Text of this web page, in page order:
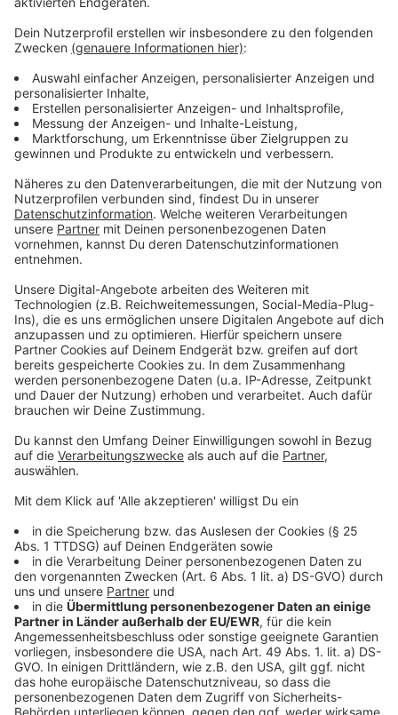
für die Grillwurst auf dem Tankstellengrill, aber wer es
mal draußen mit einem kleinen filigranen Grill aus Asien
probieren will, für den wäre das vielleicht ein
exotisches Experiment. Einfach mal bei einem
speziellen Fachhändler nachfragen, im Netz haben wir
ein Kilo für 16 Euro gefunden.
Anzeige
Eisblock zum Bierkühlen
Anzeige
Im Sommer ein gekühltes Bier oder Radler zu trinken,
schadet bekanntermaßen nicht. Mit dem "Eisblock" für
den Bierkasten kann man diesen abkühlen. Dieser
Eisblock wurde in der Show "Das Ding des Jahres" mit
Joko Winterscheidt vorgestellt. Es ist eine Form, die
mit Wasser gefüllt und ins Eisfach gelegt wird. Sobald
der Eisblock fertig ist, wird die Form auf den
Bierkasten und zwischen die Flaschen gesteckt. Der
Hersteller verspricht eine Abkühlung der Flaschen auf
10 Grad. Im Netz ist er für rund 15 Euro zu haben.
Anzeige
Eisweste zum Abkühlen des Körpers
Anzeige
Man kann aber auch noch einen Schritt weitergehen, in
dem man sich eine wirkliche Eisweste mit kühlendem